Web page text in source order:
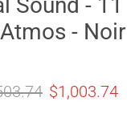
Sound -
- Noir
originalPrix actuel
$1,003.74